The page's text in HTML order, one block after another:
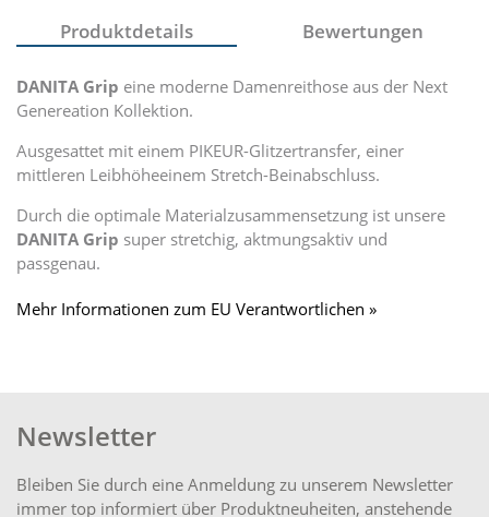
Produktdetails Bewertungen
DANITA Grip eine moderne Damenreithose aus der Next
Genereation Kollektion.
Ausgesattet mit einem PIKEUR-Glitzertransfer, einer
mittleren Leibhöheeinem Stretch-Beinabschluss.
Durch die optimale Materialzusammensetzung ist unsere
DANITA Grip super stretchig, aktmungsaktiv und
passgenau.
Mehr Informationen zum EU Verantwortlichen »
Newsletter
Bleiben Sie durch eine Anmeldung zu unserem Newsletter
immer top informiert über Produktneuheiten, anstehende